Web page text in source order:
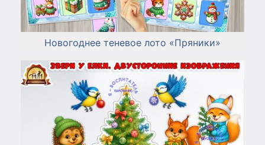
Новогоднее теневое лото «Пряники»